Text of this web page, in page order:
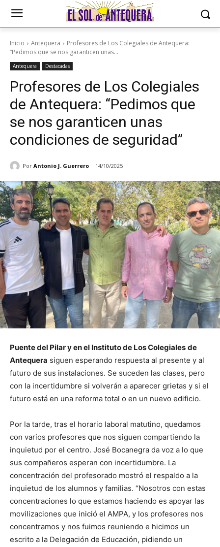
Inicio Antequera
Profesores de Los Colegiales de Antequera:
“Pedimos que se nos garanticen unas...
Antequera Destacadas
Profesores de Los Colegiales
de Antequera: “Pedimos que
se nos garanticen unas
condiciones de seguridad”
Por Antonio J. Guerrero 14/10/2025
Puente del Pilar y en el Instituto de Los Colegiales de
Antequera siguen esperando respuesta al presente y al
futuro de sus instalaciones. Se suceden las clases, pero
con la incertidumbre si volverán a aparecer grietas y si el
futuro está en una reforma total o en un nuevo edificio.
Por la tarde, tras el horario laboral matutino, quedamos
con varios profesores que nos siguen compartiendo la
inquietud por el centro. José Bocanegra da voz a lo que
sus compañeros esperan con incertidumbre. La
concentración del profesorado mostró el respaldo a la
inquietud de los alumnos y familias. “Nosotros con estas
concentraciones lo que estamos haciendo es apoyar las
movilizaciones que inició el AMPA, y los profesores nos
concentramos y nos fuimos reuniendo e hicimos un
escrito a la Delegación de Educación, pidiendo un